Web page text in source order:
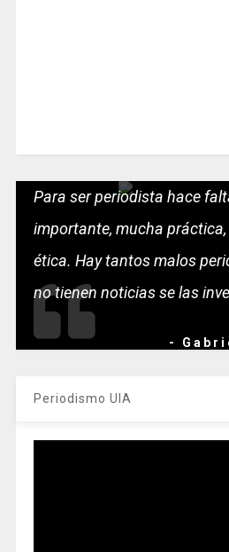
Para ser periodista hace
importante, mucha
ética. Hay tantos malos
no tienen noticias se las
-
Periodismo UIA